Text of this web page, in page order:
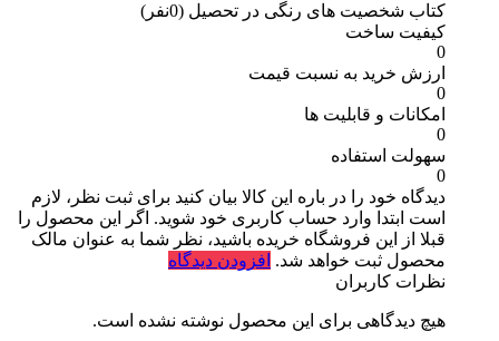
کتاب شخصیت‌ های رنگی در تحصیل (0نفر)
کیفیت ساخت
0
ارزش خرید به نسبت قیمت
0
امکانات و قابلیت ها
0
سهولت استفاده
0
دیدگاه خود را در باره این کالا بیان کنید برای ثبت نظر، لازم
است ابتدا وارد حساب کاربری خود شوید. اگر این محصول را
قبلا از این فروشگاه خریده باشید، نظر شما به عنوان مالک
محصول ثبت خواهد شد. افزودن دیدگاه
نظرات کاربران
هیچ دیدگاهی برای این محصول نوشته نشده است.